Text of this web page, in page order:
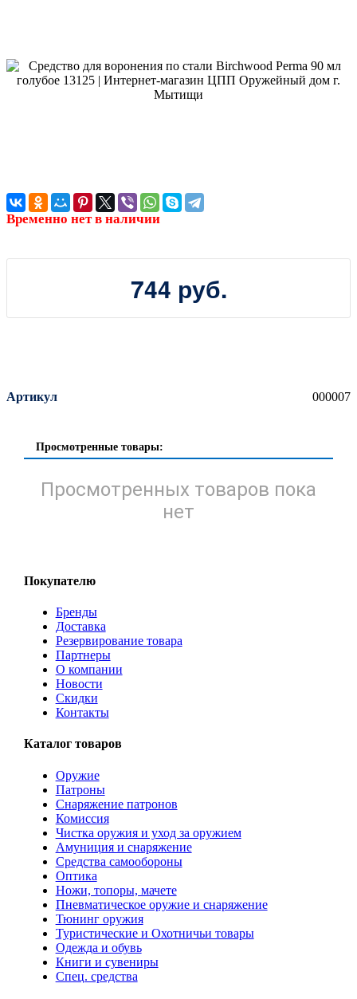
Временно нет в наличии
744 руб.
Артикул 000007
Просмотренные товары:
Просмотренных товаров пока
нет
Покупателю
Бренды
Доставка
Резервирование товара
Партнеры
О компании
Новости
Скидки
Контакты
Каталог товаров
Оружие
Патроны
Снаряжение патронов
Комиссия
Чистка оружия и уход за оружием
Амуниция и снаряжение
Средства самообороны
Оптика
Ножи, топоры, мачете
Пневматическое оружие и снаряжение
Тюнинг оружия
Туристические и Охотничьи товары
Одежда и обувь
Книги и сувениры
Спец. средства